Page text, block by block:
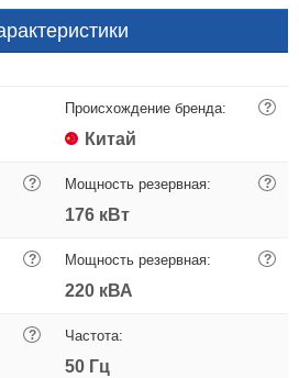
Происхождение бренда: ?
Китай
? Мощность резервная: ?
176 кВт
? Мощность резервная: ?
220 кВА
? Частота:
50 Гц